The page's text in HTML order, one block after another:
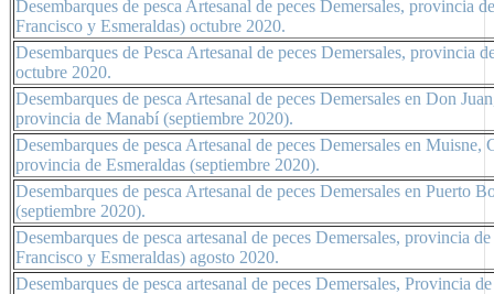
Desembarques de pesca Artesanal de peces Demersales, provincia
Francisco y Esmeraldas) octubre 2020.
Desembarques de Pesca Artesanal de peces Demersales, provincia
octubre 2020.
Desembarques de pesca Artesanal de peces Demersales en Don
provincia de Manabí (septiembre 2020).
Desembarques de pesca Artesanal de peces Demersales en
provincia de Esmeraldas (septiembre 2020).
Desembarques de pesca Artesanal de peces Demersales en
(septiembre 2020).
Desembarques de pesca artesanal de peces Demersales, provincia
Francisco y Esmeraldas) agosto 2020.
Desembarques de pesca artesanal de peces Demersales, Provincia